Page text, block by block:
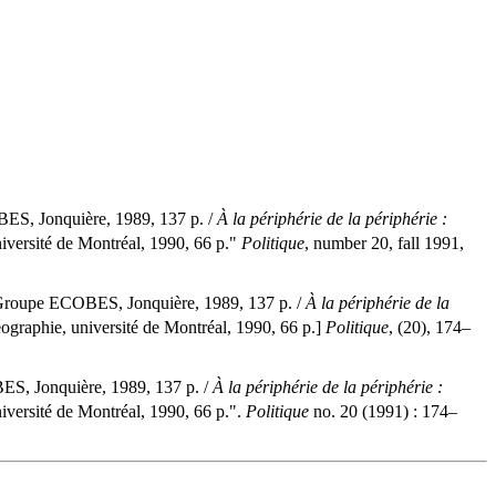
Jonquière, 1989, 137 p. /À la périphérie de la périphérie :
de Montréal, 1990, 66 p." Politique, number 20, fall 1991,
ECOBES, Jonquière, 1989, 137 p. /À la périphérie de la
université de Montréal, 1990, 66 p.] Politique, (20), 174–
Jonquière, 1989, 137 p. /À la périphérie de la périphérie :
de Montréal, 1990, 66 p.". Politique no. 20 (1991) : 174–